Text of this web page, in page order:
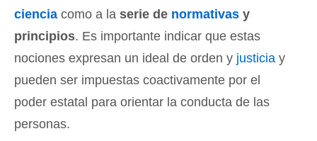
ciencia como a la serie de normativas y
principios. Es importante indicar que estas
nociones expresan un ideal de orden y justicia y
pueden ser impuestas coactivamente por el
poder estatal para orientar la conducta de las
personas.